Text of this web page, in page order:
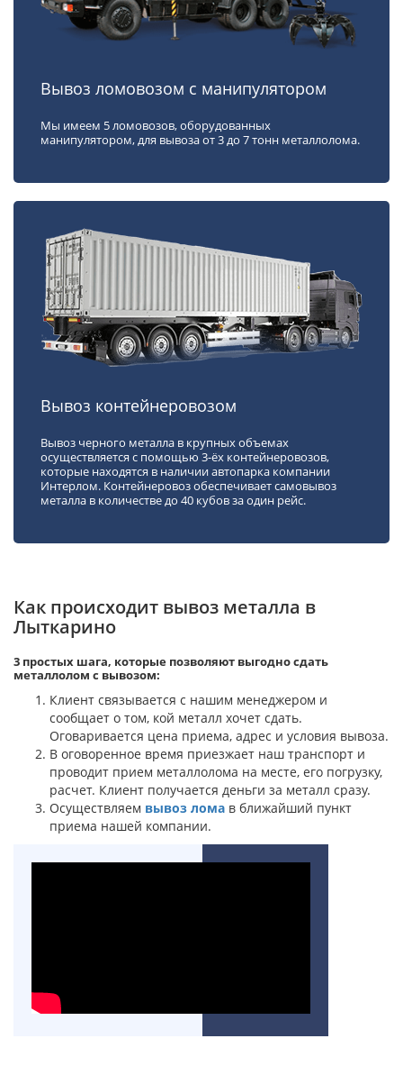
Вывоз ломовозом с манипулятором
Мы имеем 5 ломовозов, оборудованных
манипулятором, для вывоза от 3 до 7 тонн металлолома.
Вывоз контейнеровозом
Вывоз черного металла в крупных объемах
осуществляется с помощью 3-ёх контейнеровозов,
которые находятся в наличии автопарка компании
Интерлом. Контейнеровоз обеспечивает самовывоз
металла в количестве до 40 кубов за один рейс.
Как происходит вывоз металла в
Лыткарино
3 простых шага, которые позволяют выгодно сдать
металлолом с вывозом:
Клиент связывается с нашим менеджером и
сообщает о том, кой металл хочет сдать.
Оговаривается цена приема, адрес и условия вывоза.
В оговоренное время приезжает наш транспорт и
проводит прием металлолома на месте, его погрузку,
расчет. Клиент получается деньги за металл сразу.
Осуществляем вывоз лома в ближайший пункт
приема нашей компании.